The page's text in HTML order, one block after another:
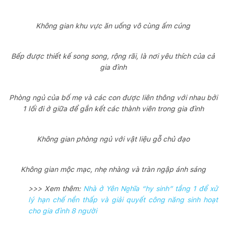
Không gian khu vực ăn uống vô cùng ấm cúng
Bếp được thiết kế song song, rộng rãi, là nơi yêu thích của cả
gia đình
Phòng ngủ của bố mẹ và các con được liên thông với nhau bởi
1 lối đi ở giữa để gắn kết các thành viên trong gia đình
Không gian phòng ngủ với vật liệu gỗ chủ đạo
Không gian mộc mạc, nhẹ nhàng và tràn ngập ánh sáng
>>> Xem thêm: Nhà ở Yên Nghĩa “hy sinh” tầng 1 để xử
lý hạn chế nền thấp và giải quyết công năng sinh hoạt
cho gia đình 8 người